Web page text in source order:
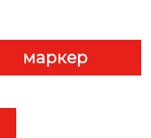
маркер